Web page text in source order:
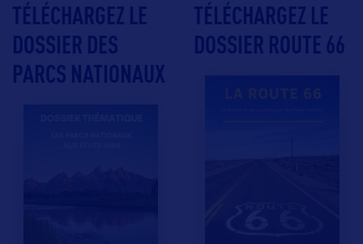
TÉLÉCHARGEZ LE
DOSSIER DES
PARCS NATIONAUX
TÉLÉCHARGEZ LE
DOSSIER ROUTE 66